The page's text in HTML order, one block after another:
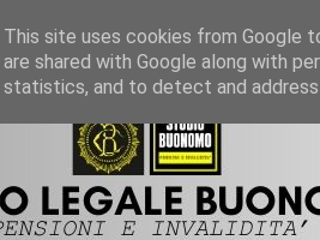
This site uses cookies from Google
are shared with Google along with
statistics, and to detect and address